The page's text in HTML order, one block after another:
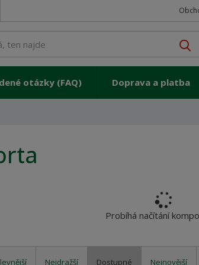
otázky (FAQ) Doprava a platba
Probíhá načítání
Nejdražší Dostupné Nejnovější